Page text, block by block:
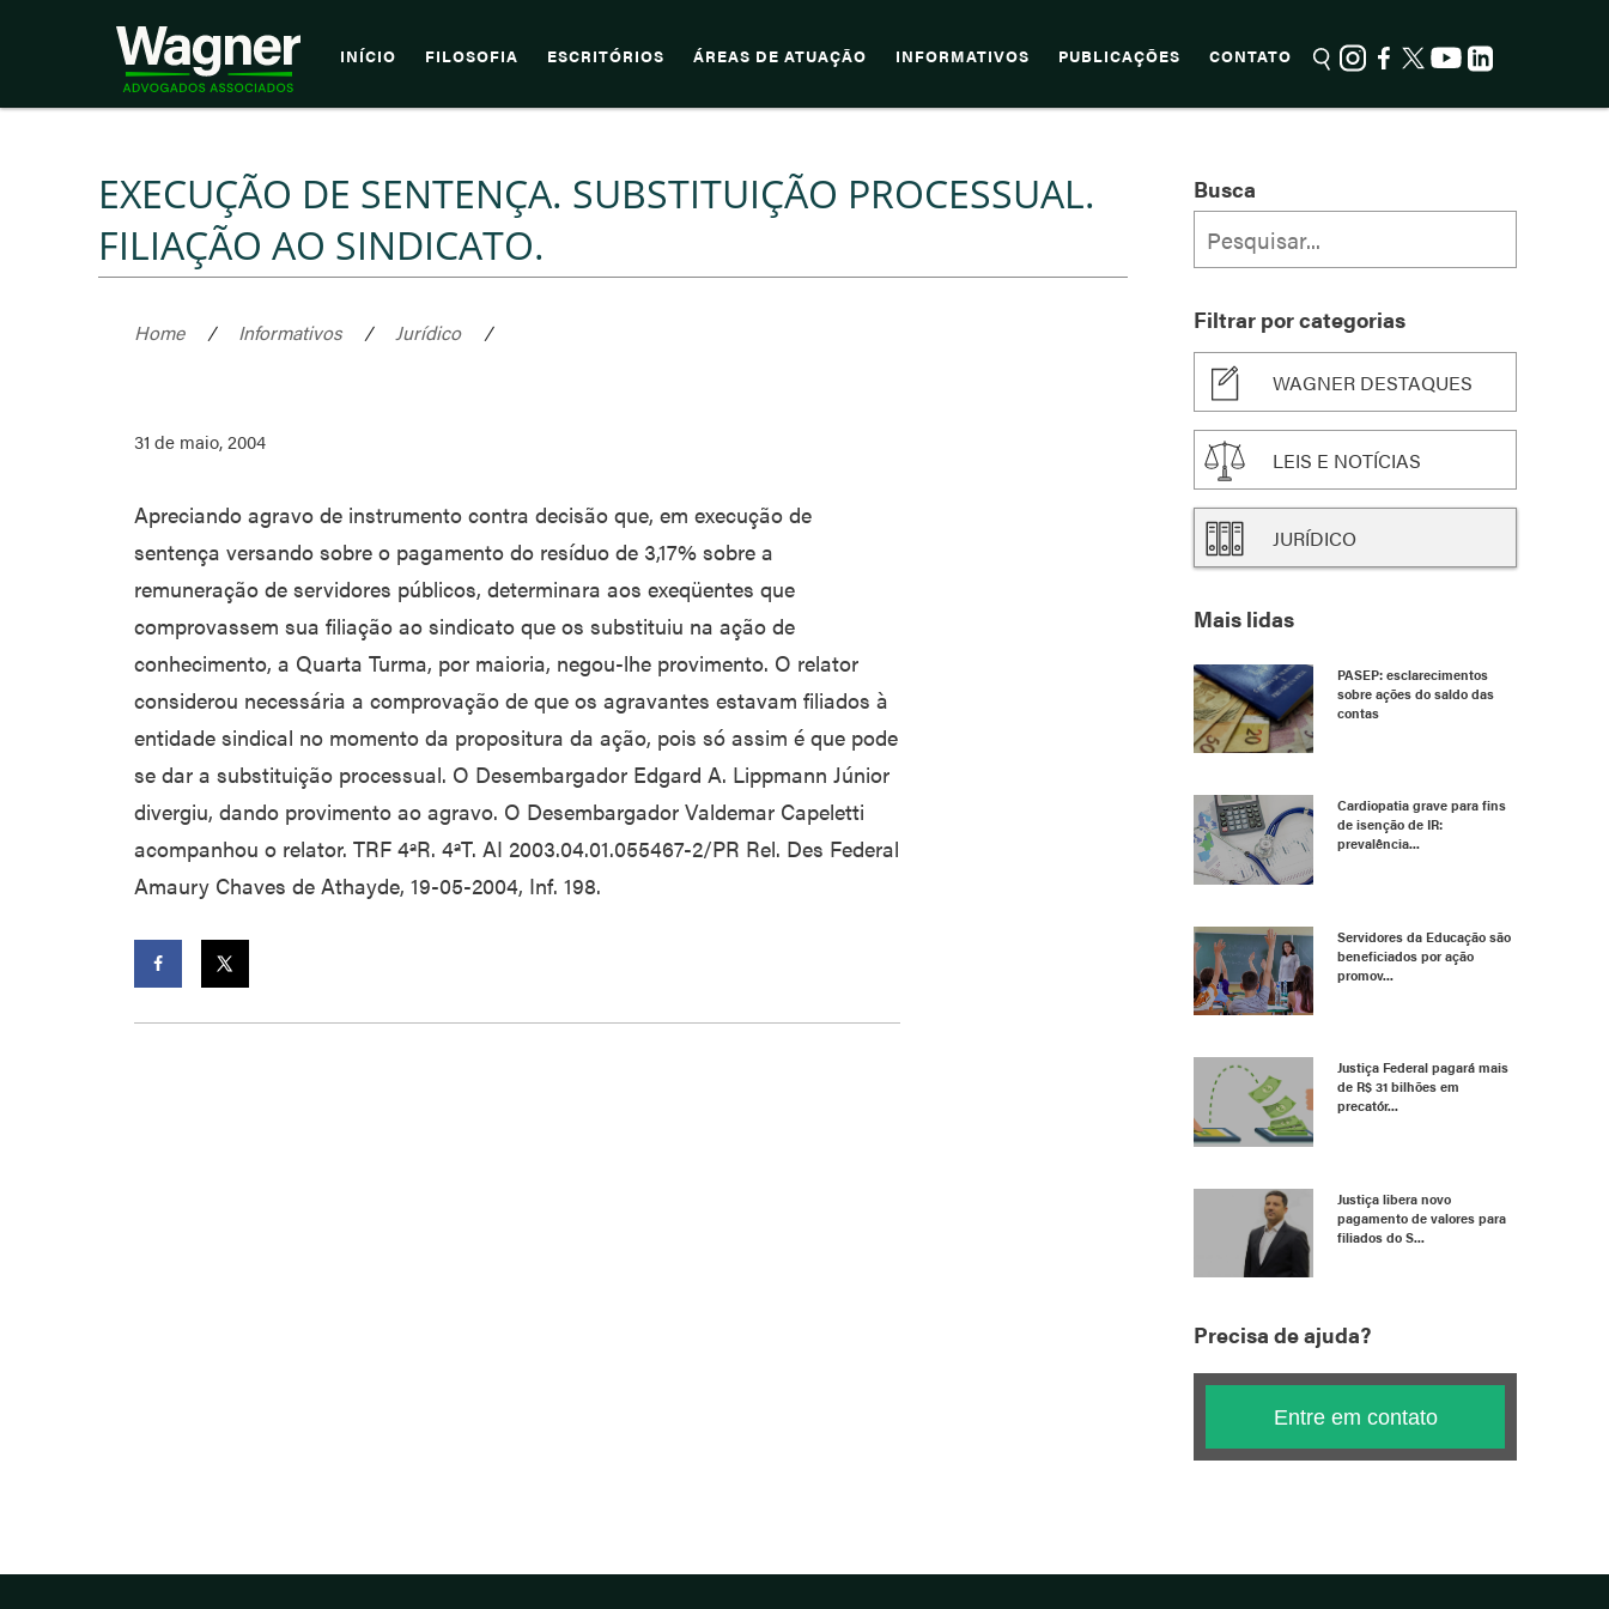
INÍCIO FILOSOFIA ESCRITÓRIOS ÁREAS DE ATUAÇÃO INFORMATIVOS PUBLICAÇÕES CONTATO
EXECUÇÃO DE SENTENÇA. SUBSTITUIÇÃO PROCESSUAL.
FILIAÇÃO AO SINDICATO.
Home / Informativos / Jurídico /
31 de maio, 2004
Apreciando agravo de instrumento contra decisão que, em execução de
sentença versando sobre o pagamento do resíduo de 3,17% sobre a
remuneração de servidores públicos, determinara aos exeqüentes que
comprovassem sua filiação ao sindicato que os substituiu na ação de
conhecimento, a Quarta Turma, por maioria, negou-lhe provimento. O relator
considerou necessária a comprovação de que os agravantes estavam filiados à
entidade sindical no momento da propositura da ação, pois só assim é que pode
se dar a substituição processual. O Desembargador Edgard A. Lippmann Júnior
divergiu, dando provimento ao agravo. O Desembargador Valdemar Capeletti
acompanhou o relator. TRF 4ªR. 4ªT. AI 2003.04.01.055467-2/PR Rel. Des Federal
Amaury Chaves de Athayde, 19-05-2004, Inf. 198.
Busca
Filtrar por categorias
WAGNER DESTAQUES
LEIS E NOTÍCIAS
JURÍDICO
Mais lidas
PASEP: esclarecimentos
sobre ações do saldo das
contas
Cardiopatia grave para fins
de isenção de IR:
prevalência...
Servidores da Educação são
beneficiados por ação
promov...
Justiça Federal pagará mais
de R$ 31 bilhões em
precatór...
Justiça libera novo
pagamento de valores para
filiados do S...
Precisa de ajuda?
Entre em contato